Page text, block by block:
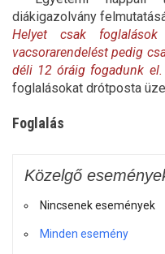
diákigazolvány
Helyet csak
vacsorarendelést pedig
déli 12 óráig fogadunk el.
foglalásokat drótposta
Foglalás
Közelgő
Nincsenek események
Minden esemény